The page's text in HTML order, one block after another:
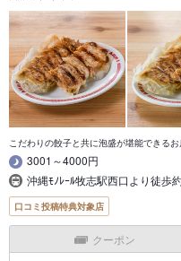
こだわりの餃子と共に泡盛が堪能できる
3001～4000円
沖縄ﾓﾉﾚｰﾙ牧志駅西口より徒歩
口コミ投稿特典対象店
クーポン